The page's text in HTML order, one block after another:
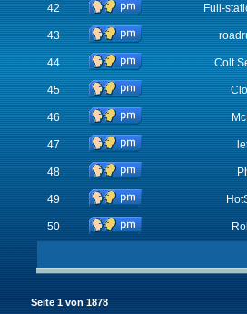
42 Full-
43
44 Colt
45
46
47
48
49
50
Seite 1 von 1878